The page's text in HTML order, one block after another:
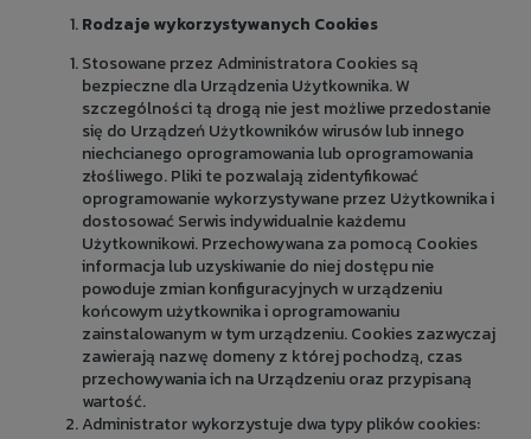
Rodzaje wykorzystywanych Cookies
Stosowane przez Administratora Cookies są
bezpieczne dla Urządzenia Użytkownika. W
szczególności tą drogą nie jest możliwe przedostanie
się do Urządzeń Użytkowników wirusów lub innego
niechcianego oprogramowania lub oprogramowania
złośliwego. Pliki te pozwalają zidentyfikować
oprogramowanie wykorzystywane przez Użytkownika i
dostosować Serwis indywidualnie każdemu
Użytkownikowi. Przechowywana za pomocą Cookies
informacja lub uzyskiwanie do niej dostępu nie
powoduje zmian konfiguracyjnych w urządzeniu
końcowym użytkownika i oprogramowaniu
zainstalowanym w tym urządzeniu. Cookies zazwyczaj
zawierają nazwę domeny z której pochodzą, czas
przechowywania ich na Urządzeniu oraz przypisaną
wartość.
Administrator wykorzystuje dwa typy plików cookies: